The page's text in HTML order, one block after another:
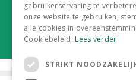
Duurzaam en
Lever je statiegeldflessen
gebruikerservaring te
onze website te gebruiken,
alle cookies in
Cookiebeleid. Lees verder
STRIKT